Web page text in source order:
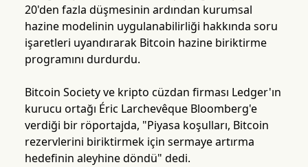
20'den fazla düşmesinin ardından kurumsal
hazine modelinin uygulanabilirliği hakkında soru
işaretleri uyandırarak Bitcoin hazine biriktirme
programını durdurdu.
Bitcoin Society ve kripto cüzdan firması Ledger'ın
kurucu ortağı Éric Larchevêque Bloomberg'e
verdiği bir röportajda, "Piyasa koşulları, Bitcoin
rezervlerini biriktirmek için sermaye artırma
hedefinin aleyhine döndü" dedi.